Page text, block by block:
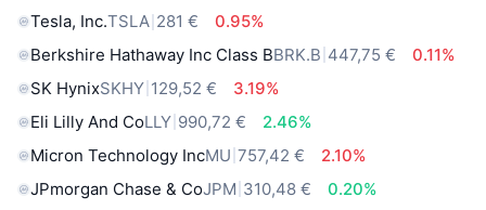
Tesla, Inc.TSLA 281 €
0.95%
Berkshire Hathaway Inc Class BBRK.B 447,75 €
0.11%
SK HynixSKHY 129,52 €
3.19%
Eli Lilly And CoLLY 990,72 €
2.46%
Micron Technology IncMU 757,42 €
2.10%
JPmorgan Chase & CoJPM 310,48 €
0.20%